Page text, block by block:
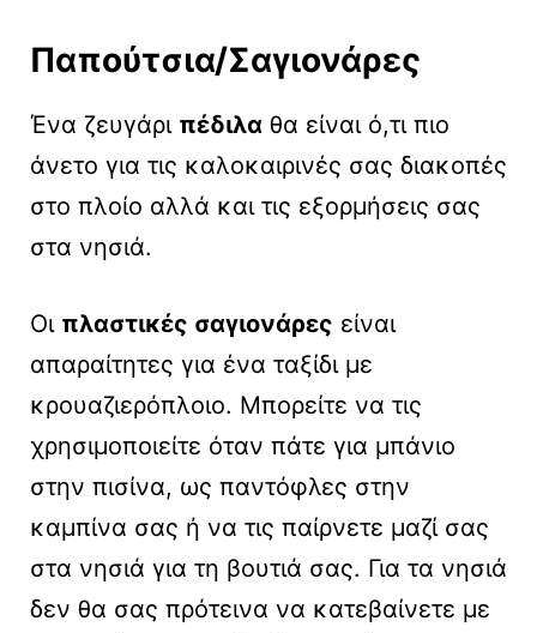
Παπούτσια/Σαγιονάρες
Ένα ζευγάρι πέδιλα θα είναι ό,τι πιο
άνετο για τις καλοκαιρινές σας διακοπές
στο πλοίο αλλά και τις εξορμήσεις σας
στα νησιά.
Οι πλαστικές σαγιονάρες είναι
απαραίτητες για ένα ταξίδι με
κρουαζιερόπλοιο. Μπορείτε να τις
χρησιμοποιείτε όταν πάτε για μπάνιο
στην πισίνα, ως παντόφλες στην
καμπίνα σας ή να τις παίρνετε μαζί σας
στα νησιά για τη βουτιά σας. Για τα νησιά
δεν θα σας πρότεινα να κατεβαίνετε με